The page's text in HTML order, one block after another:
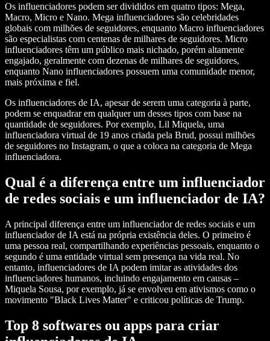
Os influenciadores podem ser divididos em quatro tipos: Mega,
Macro, Micro e Nano. Mega influenciadores são celebridades
globais com milhões de seguidores, enquanto Macro influenciadores
são especialistas com centenas de milhares de seguidores. Micro
influenciadores têm um público mais nichado, porém altamente
engajado, geralmente com dezenas de milhares de seguidores,
enquanto Nano influenciadores possuem uma comunidade menor,
mais próxima e fiel.
Os influenciadores de IA, apesar de serem uma categoria à parte,
podem se enquadrar em qualquer um desses tipos com base na
quantidade de seguidores. Por exemplo, Lil Miquela, uma
influenciadora virtual de 19 anos criada pela Brud, possui milhões
de seguidores no Instagram, o que a coloca na categoria de Mega
influenciadora.
Qual é a diferença entre um influenciador
de redes sociais e um influenciador de IA?
A principal diferença entre um influenciador de redes sociais e um
influenciador de IA está na própria existência deles. O primeiro é
uma pessoa real, compartilhando experiências pessoais, enquanto o
segundo é uma entidade virtual sem presença na vida real. No
entanto, influenciadores de IA podem imitar as atividades dos
influenciadores humanos, incluindo engajamento em causas –
Miquela Sousa, por exemplo, já se envolveu em ativismos como o
movimento "Black Lives Matter" e criticou políticas de Trump.
Top 8 softwares ou apps para criar